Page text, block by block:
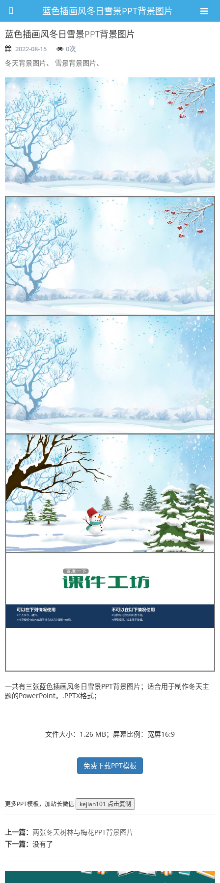
蓝色插画风冬日雪景PPT背景图片
蓝色插画风冬日雪景PPT背景图片
2022-08-15 0次
冬天背景图片、 雪景背景图片、
一共有三张蓝色插画风冬日雪景PPT背景图片；适合用于制作冬天主
题的PowerPoint。.PPTX格式；
文件大小：1.26 MB；屏幕比例：宽屏16:9
免费下载PPT模板
更多PPT模板，加站长微信 kejian101 点击复制
上一篇： 两张冬天树林与梅花PPT背景图片
下一篇： 没有了